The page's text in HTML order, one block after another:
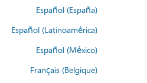
Español (España)
Español (Latinoamérica)
Español (México)
Français (Belgique)